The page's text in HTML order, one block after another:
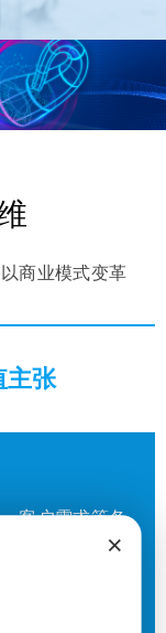
合的
实现
、提
商业模式变革
主张
客户需求等各
以及能提供给
定清晰连贯的
×